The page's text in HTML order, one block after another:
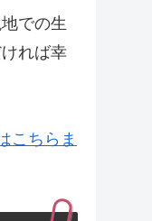
での生
れば幸
こちらま